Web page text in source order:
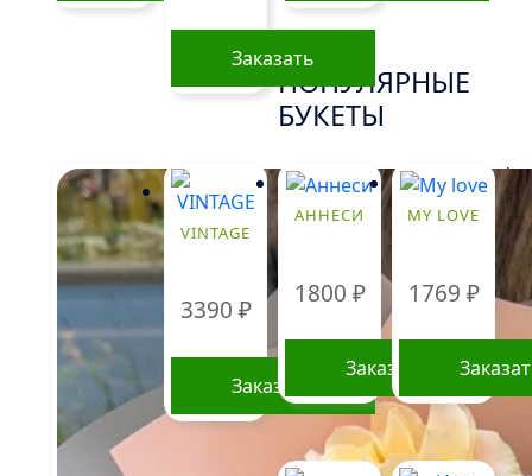
Заказать
ПОПУЛЯРНЫЕ
БУКЕТЫ
VINTAGE
3390 ₽
Заказать
АННЕСИ
1800 ₽
Заказать
MY LOVE
1769 ₽
!